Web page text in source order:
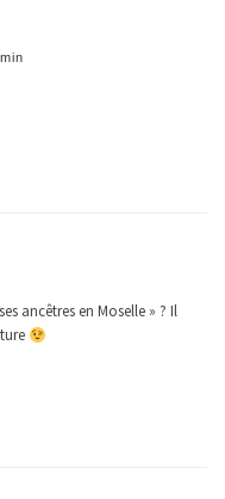
ancêtres en Moselle » ? Il